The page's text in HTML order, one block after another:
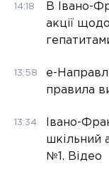
14:18
В Івано-
акції
13:58
е-
правила
13:34
Івано-
шкільний
№1. Відео